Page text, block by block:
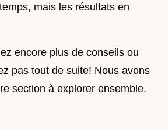
mais les résultats en
encore plus de conseils ou
pas tout de suite! Nous avons
section à explorer ensemble.